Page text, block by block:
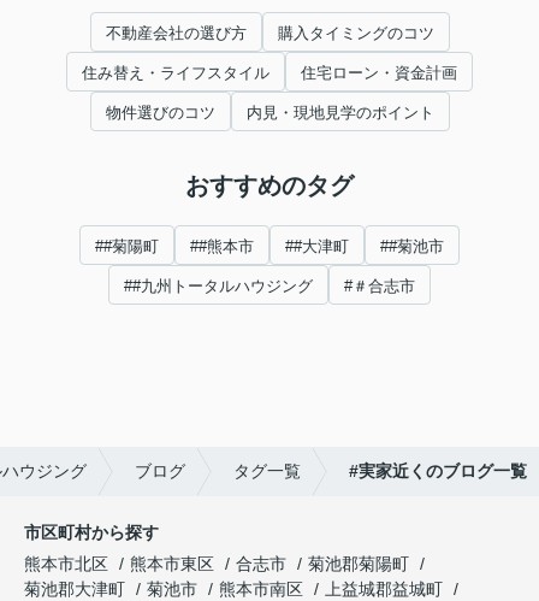
不動産会社の選び方 購入タイミングのコツ
住み替え・ライフスタイル 住宅ローン・資金計画
物件選びのコツ 内見・現地見学のポイント
おすすめのタグ
##菊陽町 ##熊本市 ##大津町 ##菊池市
##九州トータルハウジング #＃合志市
ウジング ブログ タグ一覧 #実家近くのブログ一覧
市区町村から探す
熊本市北区
熊本市東区 合志市
菊池郡菊陽町
菊池郡大津町
菊池市 熊本市南区
上益城郡益城町